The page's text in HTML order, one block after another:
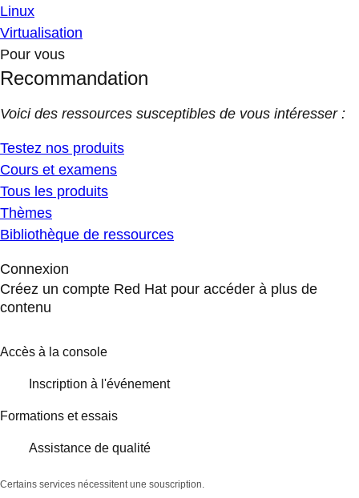
Linux
Virtualisation
Pour vous
Recommandation
Voici des ressources susceptibles de vous intéresser :
Testez nos produits
Cours et examens
Tous les produits
Thèmes
Bibliothèque de ressources
Connexion
Créez un compte Red Hat pour accéder à plus de
contenu
Accès à la console
Inscription à l'événement
Formations et essais
Assistance de qualité
Certains services nécessitent une souscription.